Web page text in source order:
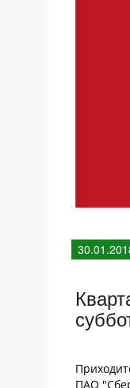
ПАО